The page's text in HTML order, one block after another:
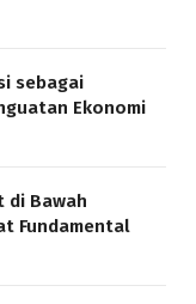
sebagai
Ekonomi
di Bawah
Fundamental